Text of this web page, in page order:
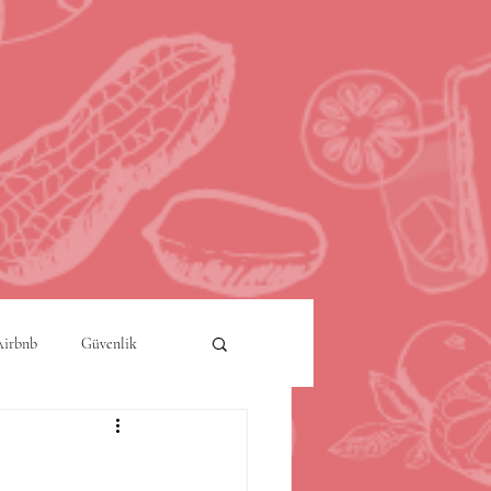
Güvenlik
Akıllı Şehirler